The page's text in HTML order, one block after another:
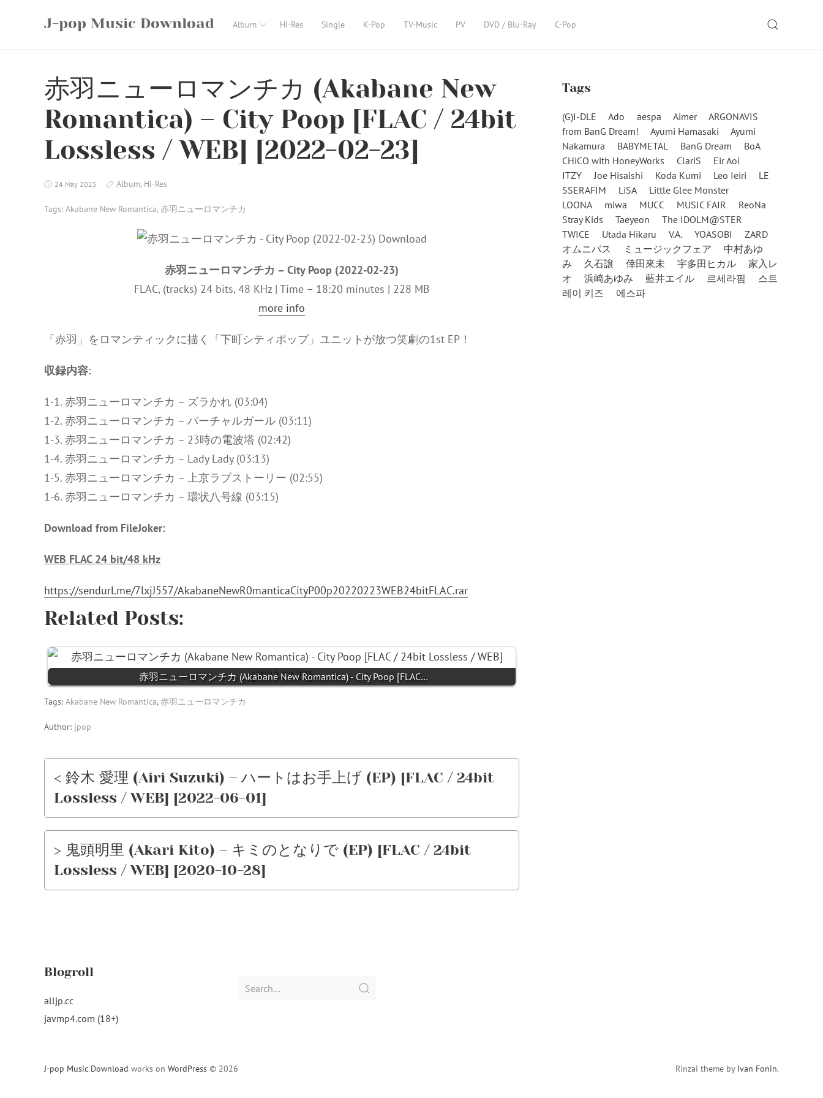
J-pop Music Download Album Hi-Res Single K-Pop TV-Music PV DVD / Blu-Ray C-Pop SEARCH
赤羽ニューロマンチカ (Akabane New
Romantica) – City Poop [FLAC / 24bit
Lossless / WEB] [2022-02-23]
24 May 2025 Album, Hi-Res
Tags: Akabane New Romantica,赤羽ニューロマンチカ
赤羽ニューロマンチカ – City Poop (2022-02-23)
FLAC, (tracks) 24 bits, 48 KHz | Time – 18:20 minutes | 228 MB
more info
「赤羽」をロマンティックに描く「下町シティポップ」ユニットが放つ笑劇の1st EP！
収録内容:
1-1. 赤羽ニューロマンチカ – ズラかれ (03:04)
1-2. 赤羽ニューロマンチカ – バーチャルガール (03:11)
1-3. 赤羽ニューロマンチカ – 23時の電波塔 (02:42)
1-4. 赤羽ニューロマンチカ – Lady Lady (03:13)
1-5. 赤羽ニューロマンチカ – 上京ラブストーリー (02:55)
1-6. 赤羽ニューロマンチカ – 環状八号線 (03:15)
Download from FileJoker:
WEB FLAC 24 bit/48 kHz
https://sendurl.me/7lxjJ557/AkabaneNewR0manticaCityP00p20220223WEB24bitFLAC.rar
Related Posts:
赤羽ニューロマンチカ (Akabane New Romantica) - City Poop [FLAC…
Tags: Akabane New Romantica,赤羽ニューロマンチカ
Author: jpop
< 鈴木 愛理 (Airi Suzuki) – ハートはお手上げ (EP) [FLAC / 24bit
Lossless / WEB] [2022-06-01]
> 鬼頭明里 (Akari Kito) – キミのとなりで (EP) [FLAC / 24bit
Lossless / WEB] [2020-10-28]
Tags
(G)I-DLE Ado aespa Aimer
ARGONAVIS
from BanG Dream!
Ayumi Hamasaki
Ayumi
Nakamura
BABYMETAL BanG Dream
BoA
CHiCO with HoneyWorks
ClariS
Eir Aoi
ITZY
Joe Hisaishi Koda Kumi Leo Ieiri
LE
SSERAFIM
LiSA
Little Glee Monster
LOONA
miwa MUCC MUSIC FAIR
ReoNa
Stray Kids
Taeyeon
The IDOLM@STER
TWICE
Utada Hikaru V.A. YOASOBI
ZARD
オムニバス
ミュージックフェア
中村あゆ
み
久石譲 倖田來未 宇多田ヒカル
家入レ
オ
浜崎あゆみ 藍井エイル 르세라핌
스트
레이 키즈
에스파
Blogroll
alljp.cc
javmp4.com (18+)
Search
J-pop Music Download works on WordPress © 2026 Rinzai theme by Ivan Fonin.